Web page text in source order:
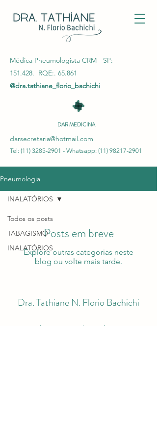
Médica Pneumologista CRM - SP:
151.428. RQE:. 65.861
@dra.tathiane_florio_bachichi
DAR MEDICINA
darsecretaria@hotmail.com
Tel: (11) 3285-2901 - Whatsapp: (11) 98217-2901
Pneumologia
Todos os posts
TABAGISMO
INALATÓRIOS
INALATÓRIOS
Posts em breve
Explore outras categorias neste
blog ou volte mais tarde.
Dra. Tathiane N. Florio Bachichi
darsecretaria@hotmail.com